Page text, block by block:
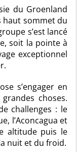
du Groenland
haut sommet du
s’est lancé
soit la pointe à
exceptionnel
s’engager en
choses.
challenges : le
l’Aconcagua et
altitude puis le
nuit et du froid.